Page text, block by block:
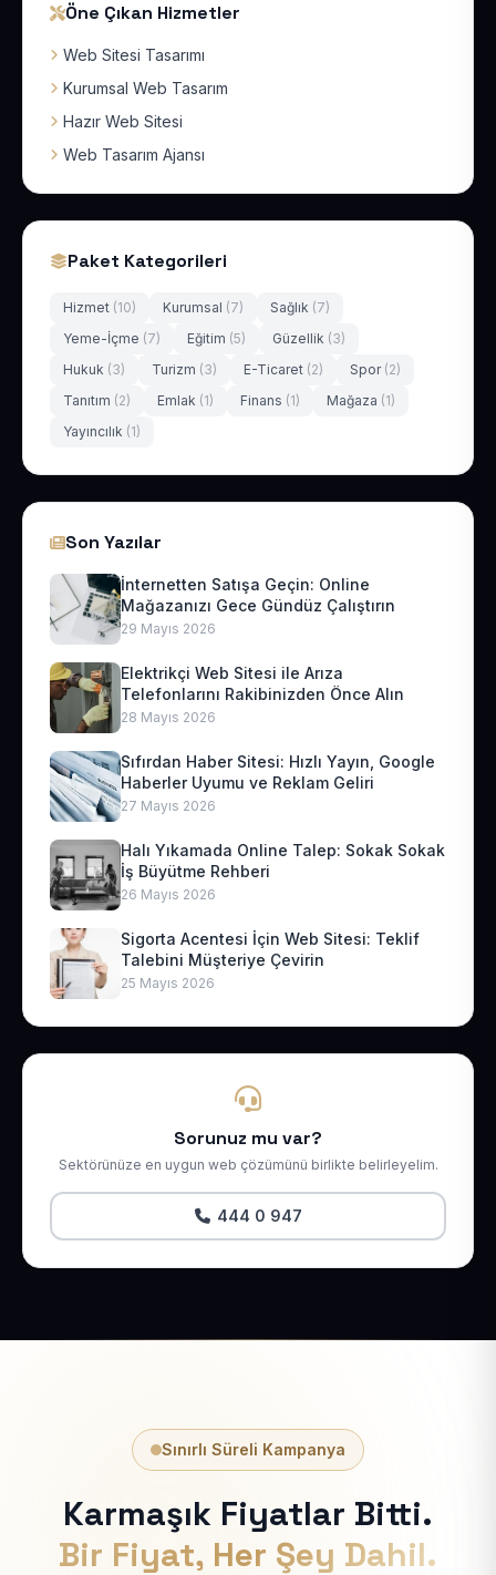
Öne Çıkan Hizmetler
Web Sitesi Tasarımı
Kurumsal Web Tasarım
Hazır Web Sitesi
Web Tasarım Ajansı
Paket Kategorileri
Hizmet (10) Kurumsal (7) Sağlık (7)
Yeme-İçme (7) Eğitim (5) Güzellik (3)
Hukuk (3) Turizm (3) E-Ticaret (2) Spor (2)
Tanıtım (2) Emlak (1) Finans (1) Mağaza (1)
Yayıncılık (1)
Son Yazılar
İnternetten Satışa Geçin: Online
Mağazanızı Gece Gündüz Çalıştırın
29 Mayıs 2026
Elektrikçi Web Sitesi ile Arıza
Telefonlarını Rakibinizden Önce Alın
28 Mayıs 2026
Sıfırdan Haber Sitesi: Hızlı Yayın, Google
Haberler Uyumu ve Reklam Geliri
27 Mayıs 2026
Halı Yıkamada Online Talep: Sokak Sokak
İş Büyütme Rehberi
26 Mayıs 2026
Sigorta Acentesi İçin Web Sitesi: Teklif
Talebini Müşteriye Çevirin
25 Mayıs 2026
Sorunuz mu var?
Sektörünüze en uygun web çözümünü birlikte belirleyelim.
444 0 947
Sınırlı Süreli Kampanya
Karmaşık Fiyatlar Bitti.
Bir Fiyat, Her Şey Dahil.